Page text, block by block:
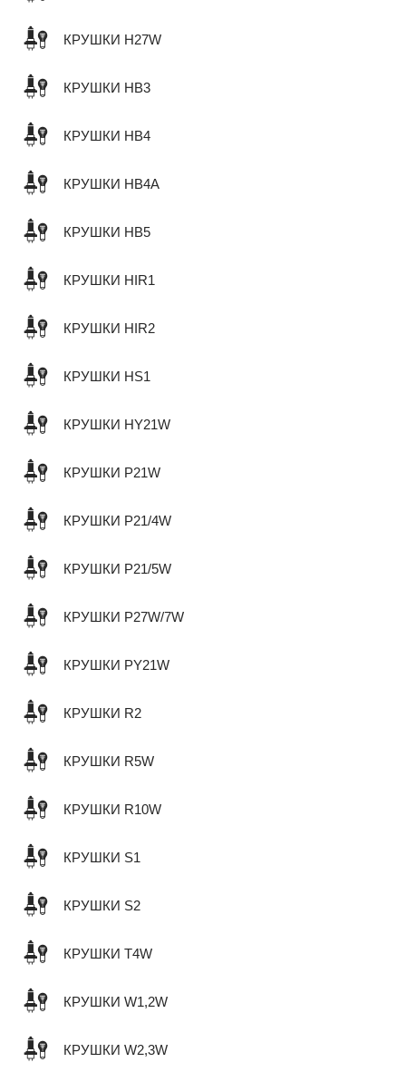
КРУШКИ H27W
КРУШКИ HB3
КРУШКИ HB4
КРУШКИ HB4A
КРУШКИ HB5
КРУШКИ HIR1
КРУШКИ HIR2
КРУШКИ HS1
КРУШКИ HY21W
КРУШКИ P21W
КРУШКИ P21/4W
КРУШКИ P21/5W
КРУШКИ P27W/7W
КРУШКИ PY21W
КРУШКИ R2
КРУШКИ R5W
КРУШКИ R10W
КРУШКИ S1
КРУШКИ S2
КРУШКИ T4W
КРУШКИ W1,2W
КРУШКИ W2,3W